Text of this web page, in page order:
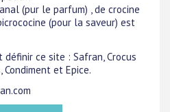
(pur le parfum) , de crocine
(pour la saveur) est
définir ce site : Safran, Crocus
Condiment et Epice.